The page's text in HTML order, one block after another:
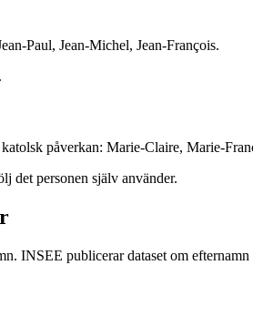
Paul, Jean-Michel, Jean-François.
påverkan: Marie-Claire, Marie-
det personen själv använder.
INSEE publicerar dataset om